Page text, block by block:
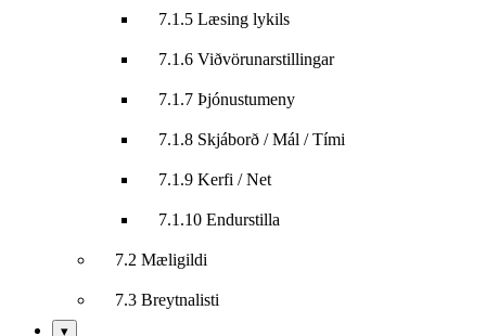
7.1.5 Læsing lykils
7.1.6 Viðvörunarstillingar
7.1.7 Þjónustumeny
7.1.8 Skjáborð / Mál / Tími
7.1.9 Kerfi / Net
7.1.10 Endurstilla
7.2 Mæligildi
7.3 Breytnalisti
▾Sýna/fela